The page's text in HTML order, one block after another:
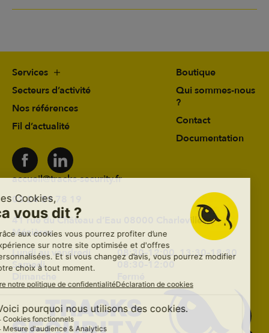
Services
Secteurs d’activité
Nos références
Fil d’actualité
Boutique
Qui sommes-nous
?
Contact
Documentation
accueil@tracks-security.fr
03 24 59 78 19
41 rue du Château d’Eau 08000 Charleville-
Mézières
Lundi au vendredi
08:30–12:00, 13:30–18:30
Samedi
08:30–12:00